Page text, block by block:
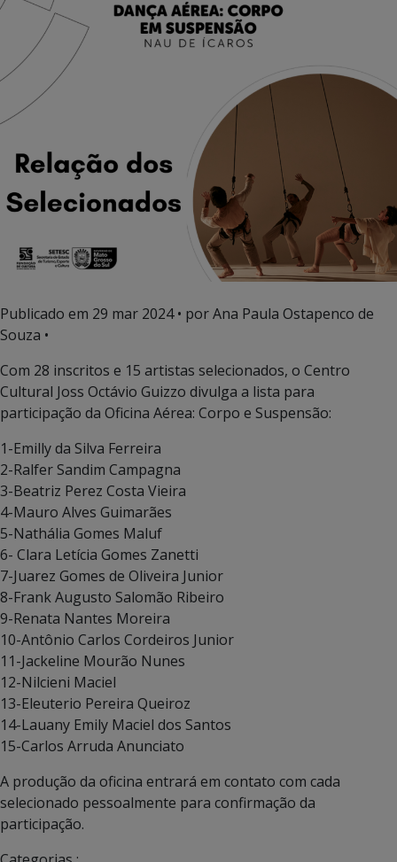
Publicado em 29 mar 2024• por Ana Paula Ostapenco de
Souza •
Com 28 inscritos e 15 artistas selecionados, o Centro
Cultural Joss Octávio Guizzo divulga a lista para
participação da Oficina Aérea: Corpo e Suspensão:
1-Emilly da Silva Ferreira
2-Ralfer Sandim Campagna
3-Beatriz Perez Costa Vieira
4-Mauro Alves Guimarães
5-Nathália Gomes Maluf
6- Clara Letícia Gomes Zanetti
7-Juarez Gomes de Oliveira Junior
8-Frank Augusto Salomão Ribeiro
9-Renata Nantes Moreira
10-Antônio Carlos Cordeiros Junior
11-Jackeline Mourão Nunes
12-Nilcieni Maciel
13-Eleuterio Pereira Queiroz
14-Lauany Emily Maciel dos Santos
15-Carlos Arruda Anunciato
A produção da oficina entrará em contato com cada
selecionado pessoalmente para confirmação da
participação.